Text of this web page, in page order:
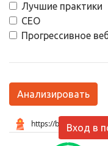
Лучшие практики
СЕО
Прогрессивное
Анализировать
Вход в